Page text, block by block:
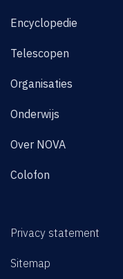
Encyclopedie
Telescopen
Organisaties
Onderwijs
Over NOVA
Colofon
Privacy statement
Sitemap